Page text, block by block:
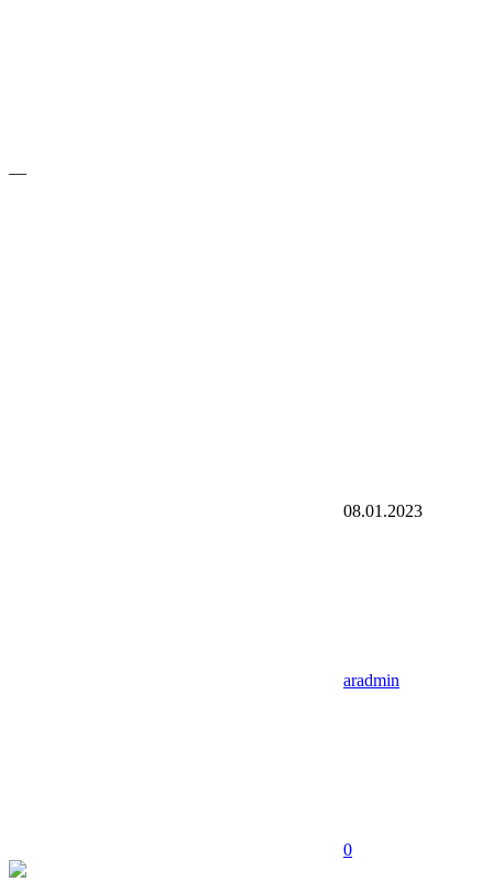
—
08.01.2023
aradmin
0